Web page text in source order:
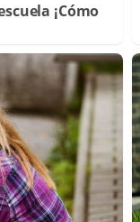
¡Cómo